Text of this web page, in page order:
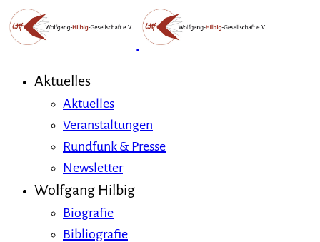
Aktuelles
Aktuelles
Veranstaltungen
Rundfunk & Presse
Newsletter
Wolfgang Hilbig
Biografie
Bibliografie